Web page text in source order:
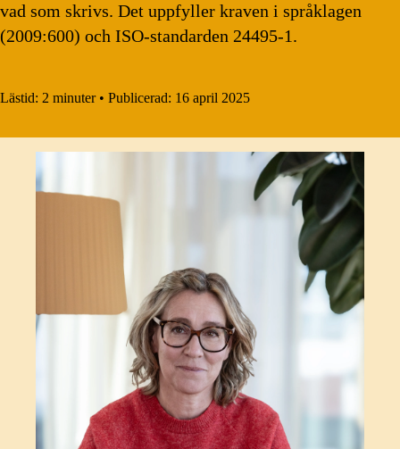
vad som skrivs. Det uppfyller kraven i språklagen
(2009:600) och ISO-standarden 24495-1.
Lästid: 2 minuter • Publicerad: 16 april 2025